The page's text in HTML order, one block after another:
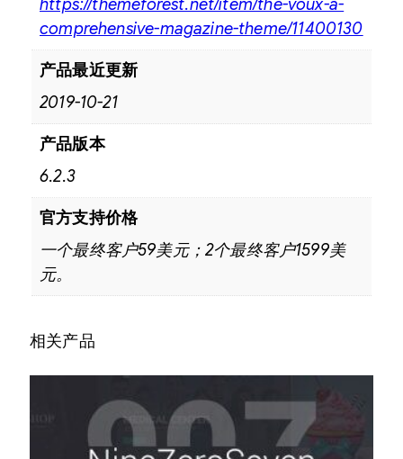
https://themeforest.net/item/the-voux-a-
comprehensive-magazine-theme/11400130
产品最近更新
2019-10-21
产品版本
6.2.3
官方支持价格
一个最终客户59美元；2个最终客户1599美
元。
相关产品